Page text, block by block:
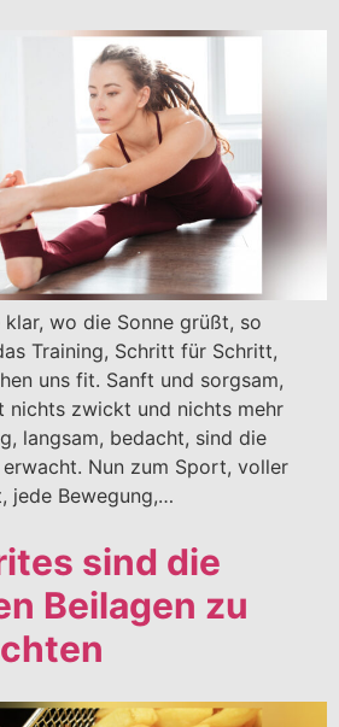
wo die Sonne grüßt, so
Training, Schritt für Schritt,
uns fit. Sanft und sorgsam,
nichts zwickt und nichts mehr
langsam, bedacht, sind die
erwacht. Nun zum Sport, voller
jede Bewegung,…
sind die
Beilagen zu